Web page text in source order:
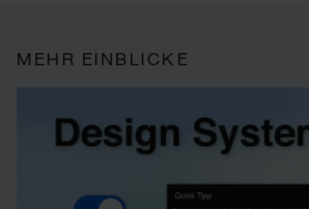
MEHR EINBLICKE